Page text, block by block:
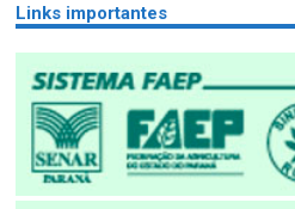
Links importantes